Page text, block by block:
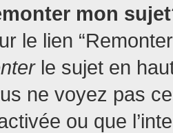
mon
le lien
le sujet en
ne voyez pas
ou que